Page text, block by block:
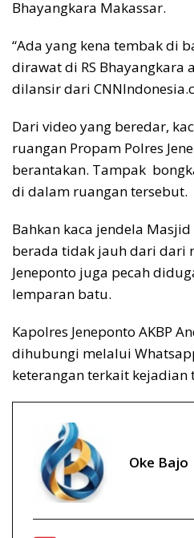
Bhayangkara Makassar.
“Ada yang kena tembak di
dirawat di RS Bhayangkara
dilansir dari
Dari video yang beredar,
ruangan Propam Polres
berantakan. Tampak
di dalam ruangan tersebut.
Bahkan kaca jendela
berada tidak jauh dari dari
Jeneponto juga pecah
lemparan batu.
Kapolres Jeneponto AKBP
dihubungi melalui
keterangan terkait kejadian
Oke Bajo